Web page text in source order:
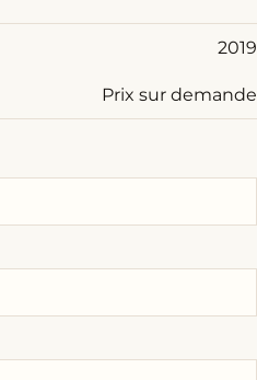
2019
Prix sur demande